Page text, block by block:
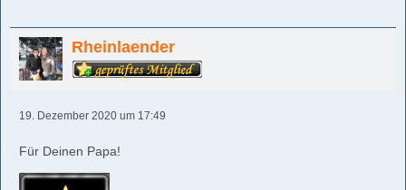
Rheinlaender
19. Dezember 2020 um 17:49
Für Deinen Papa!